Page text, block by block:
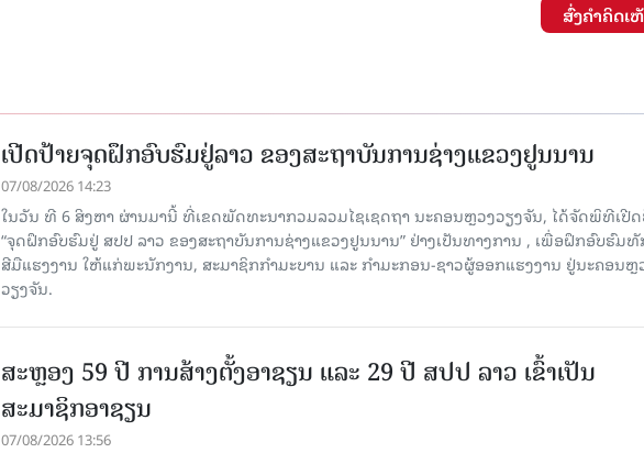
ສົ່ງຄໍາຄິດເ
ເປີດປ້າຍຈຸດຝຶກອົບຮົມຢູ່ລາວ ຂອງສະຖາບັນການຊ່າງແຂວງຢູນນານ
07/08/2026 14:23
ໃນວັນ ທີ 6 ສິງຫາ ຜ່ານມານີ້ ທີ່ເຂດພັດທະນາກວມລວມໄຊເຊດຖາ ນະຄອນຫຼວງວຽງຈັນ, ໄດ້ຈັດພິທີເປີ
“ຈຸດຝຶກອົບຮົມຢູ່ ສປປ ລາວ ຂອງສະຖາບັນການຊ່າງແຂວງຢູນນານ” ຢ່າງເປັນທາງການ , ເພື່ອຝຶກອົບຮົມ
ສີມືແຮງງານ ໃຫ້ແກ່ພະນັກງານ, ສະມາຊິກກຳມະບານ ແລະ ກຳມະກອນ-ຊາວຜູ້ອອກແຮງງານ ຢູ່ນະຄອນຫຼ
ວຽງຈັນ.
ສະຫຼອງ 59 ປີ ການສ້າງຕັ້ງອາຊຽນ ແລະ 29 ປີ ສປປ ລາວ ເຂົ້າເປັນ
ສະມາຊິກອາຊຽນ
07/08/2026 13:56